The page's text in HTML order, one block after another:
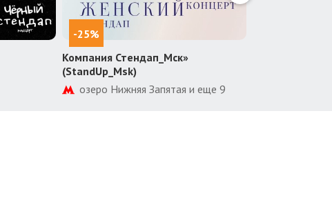
-25%
Компания Стендап_Мск»
(StandUp_Msk)
озеро Нижняя Запятая и еще 9